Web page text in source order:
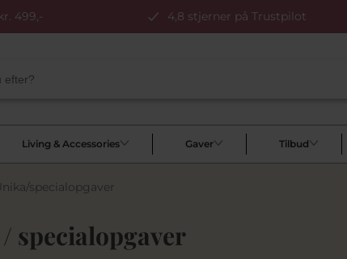
499,- 4,8 stjerner på Trustpilot
Living & Accessories Gaver Tilbud
specialopgaver
specialopgaver